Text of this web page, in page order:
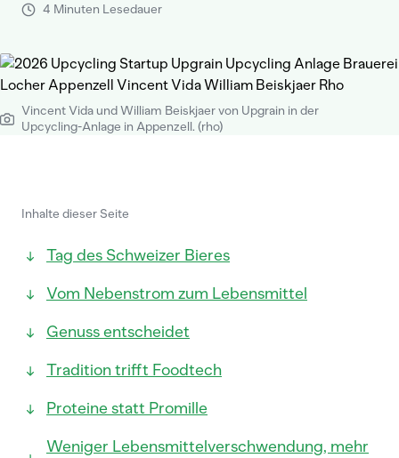
4 Minuten Lesedauer
Vincent Vida und William Beiskjaer von Upgrain in der
Upcycling-Anlage in Appenzell. (rho)
Inhalte dieser Seite
Tag des Schweizer Bieres
Vom Nebenstrom zum Lebensmittel
Genuss entscheidet
Tradition trifft Foodtech
Proteine statt Promille
Weniger Lebensmittelverschwendung, mehr